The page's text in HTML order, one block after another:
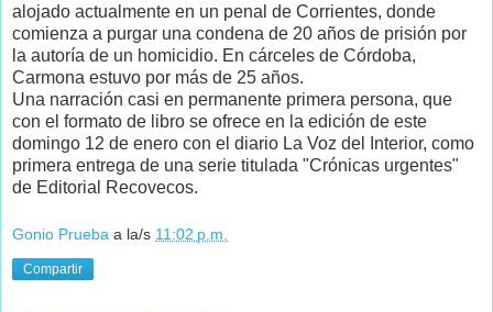
alojado actualmente en un penal de Corrientes, donde
comienza a purgar una condena de 20 años de prisión por
la autoría de un homicidio. En cárceles de Córdoba,
Carmona estuvo por más de 25 años.
Una narración casi en permanente primera persona, que
con el formato de libro se ofrece en la edición de este
domingo 12 de enero con el diario La Voz del Interior, como
primera entrega de una serie titulada "Crónicas urgentes"
de Editorial Recovecos.
Gonio Prueba a la/s 11:02 p.m.
Compartir